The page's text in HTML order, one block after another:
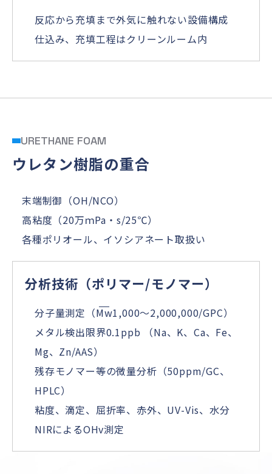
反応から充填まで外気に触れない設備構成
仕込み、充填工程はクリーンルーム内
URETHANE FOAM
ウレタン樹脂の重合
末端制御（OH/NCO）
高粘度（20万ｍPa・s/25℃）
各種ポリオール、イソシアネート取扱い
分析技術（ポリマー/モノマー）
分子量測定（Mw1,000～2,000,000/GPC）
メタル検出限界0.1ppb （Na、K、Ca、Fe、
Mg、Zn/AAS）
残存モノマー等の微量分析（50ppm/GC、
HPLC）
粘度、滴定、屈折率、赤外、UV-Vis、水分
NIRによるOHv測定